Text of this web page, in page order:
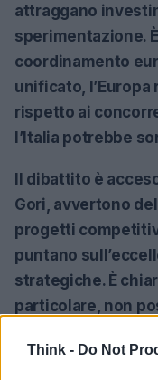
Think - Do Not
attraggano
sperimentazione.
coordinamento
unificato,
rispetto ai
l’Italia potrebbe
Il dibattito è
Gori, avvertono
progetti
puntano
strategiche. È
particolare, non
tecnologica. La